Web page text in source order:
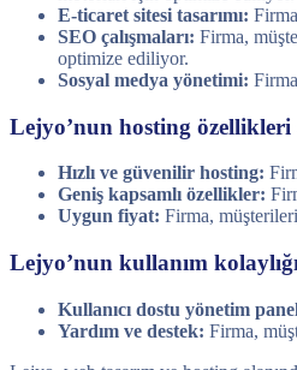
E-ticaret sitesi tasarımı:
SEO çalışmaları: Firma,
optimize ediliyor.
Sosyal medya yönetimi:
Lejyo’nun hosting özellikleri
Hızlı ve güvenilir hosting:
Geniş kapsamlı özellikler:
Uygun fiyat: Firma,
Lejyo’nun kullanım
Kullanıcı dostu yönetim
Yardım ve destek: Firma,